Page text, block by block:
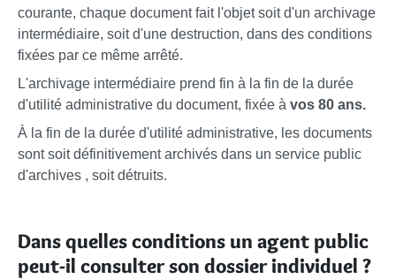
courante, chaque document fait l'objet soit d'un archivage
intermédiaire, soit d'une destruction, dans des conditions
fixées par ce même arrêté.
L'archivage intermédiaire prend fin à la fin de la durée
d'utilité administrative du document, fixée à vos 80 ans.
À la fin de la durée d'utilité administrative, les documents
sont soit définitivement archivés dans un service public
d'archives , soit détruits.
Dans quelles conditions un agent public
peut-il consulter son dossier individuel ?